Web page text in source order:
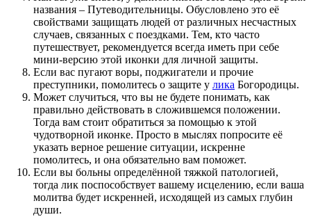
названия – Путеводительницы. Обусловлено это её
свойствами защищать людей от различных несчастных
случаев, связанных с поездками. Тем, кто часто
путешествует, рекомендуется всегда иметь при себе
мини-версию этой иконки для личной защиты.
Если вас пугают воры, поджигатели и прочие
преступники, помолитесь о защите у лика Богородицы.
Может случиться, что вы не будете понимать, как
правильно действовать в сложившемся положении.
Тогда вам стоит обратиться за помощью к этой
чудотворной иконке. Просто в мыслях попросите её
указать верное решение ситуации, искренне
помолитесь, и она обязательно вам поможет.
Если вы больны определённой тяжкой патологией,
тогда лик поспособствует вашему исцелению, если ваша
молитва будет искренней, исходящей из самых глубин
души.